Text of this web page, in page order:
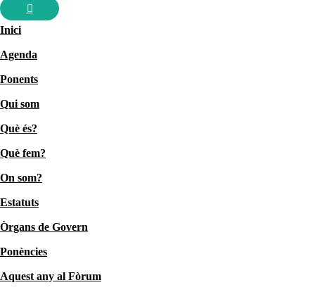
Inici
Agenda
Ponents
Qui som
Què és?
Què fem?
On som?
Estatuts
Òrgans de Govern
Ponències
Aquest any al Fòrum